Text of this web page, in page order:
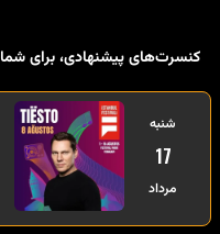
کنسرت‌های پیشنهادی، برای شما
شنبه
17
مرداد